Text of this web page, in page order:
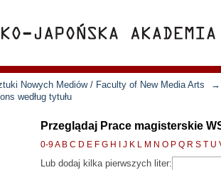
Nowych Mediów / Faculty of New Media Arts →
według tytułu
Przeglądaj Prace magisterskie
0-9A B C D E F G H J K L M N O P Q R S T U
Lub dodaj kilka pierwszych liter: